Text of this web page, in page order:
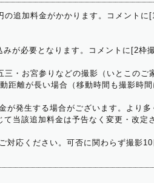
追加料金がかかります。コメントに
が必要となります。コメントに[2枠
・お宮参りなどの撮影（いとこのご
距離が長い場合（移動時間も撮影時間
発生する場合がございます。より多
当該追加料金は予告なく変更・改定
応ください。可否に関わらず撮影